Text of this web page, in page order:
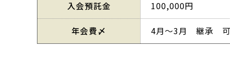
入会預託金 100,000円
年会費〆 4月～3月 継承